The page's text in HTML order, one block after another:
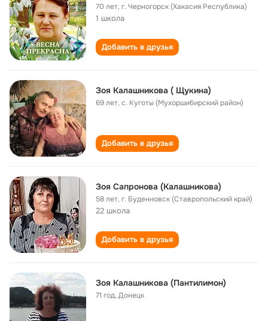
70 лет,г. Черногорск (Хакасия Республика)
1 школа
Добавить в друзья
Зоя Калашникова ( Щукина)
69 лет,с. Куготы (Мухоршибирский район)
Добавить в друзья
Зоя Сапронова (Калашникова)
58 лет,г. Буденновск (Ставропольский край)
22 школа
Добавить в друзья
Зоя Калашникова (Пантилимон)
71 год,Донецк